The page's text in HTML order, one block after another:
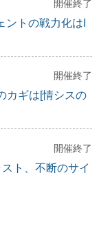
開催終了
ントの戦力化はI
開催終了
カギは[情シスの
開催終了
ト、不断のサイ